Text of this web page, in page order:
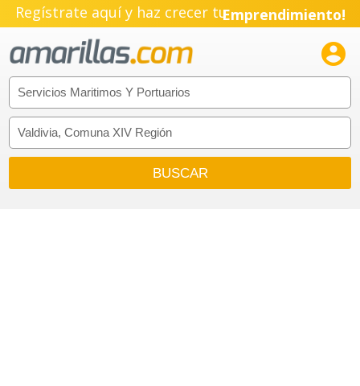
Regístrate aquí y haz crecer tuEmprendimiento!
